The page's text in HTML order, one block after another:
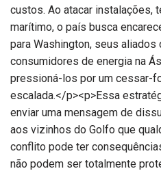
custos. Ao atacar instalações,
marítimo, o país busca
para Washington, seus
consumidores de energia na
pressioná-los por um cessar-
escalada.</p><p>Essa
enviar uma mensagem de
aos vizinhos do Golfo que
conflito pode ter
não podem ser totalmente